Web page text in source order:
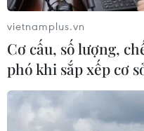
Lãi suất ngân hàng
3 tháng đang được mức
06/08/2026 00:06
vietnamplus.vn
Cơ cấu, số lượng,
phó khi sắp xếp cơ